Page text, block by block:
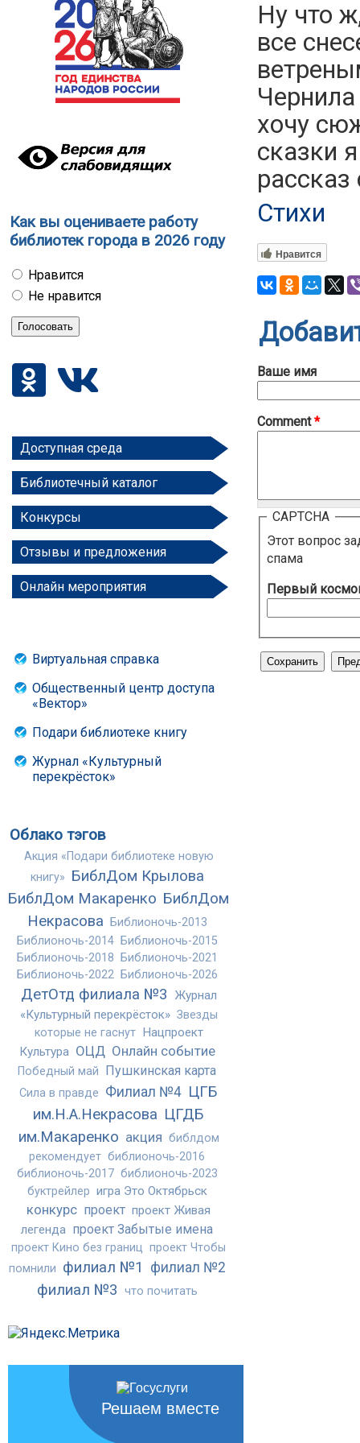
Как вы оцениваете работу
библиотек города в 2026 году
Нравится
Не нравится
Доступная среда
Библиотечный каталог
Конкурсы
Отзывы и предложения
Онлайн мероприятия
Виртуальная справка
Общественный центр доступа
«Вектор»
Подари библиотеке книгу
Журнал «Культурный
перекрёсток»
Облако тэгов
Акция «Подари библиотеке новую
книгу» БиблДом Крылова
БиблДом Макаренко БиблДом
Некрасова
Библионочь-2013
Библионочь-2014
Библионочь-2015
Библионочь-2018
Библионочь-2021
Библионочь-2022
Библионочь-2026
ДетОтд филиала №3
Журнал
«Культурный перекрёсток» Звезды
которые не гаснут Нацпроект
Культура ОЦД Онлайн событие
Победный май Пушкинская карта
Сила в правде Филиал №4 ЦГБ
им.Н.А.Некрасова ЦГДБ
им.Макаренко акция библдом
рекомендует библионочь-2016
библионочь-2017 библионочь-2023
буктрейлер игра Это Октябрьск
конкурс проект проект Живая
легенда проект Забытые имена
проект Кино без границ проект Чтобы
помнили филиал №1 филиал №2
филиал №3 что почитать
Решаем вместе
Ну что
все
хочу
сказки
Стихи
Нравится
Ваше имя
Comment*
CAPTCHA
Этот вопрос
спама
Первый